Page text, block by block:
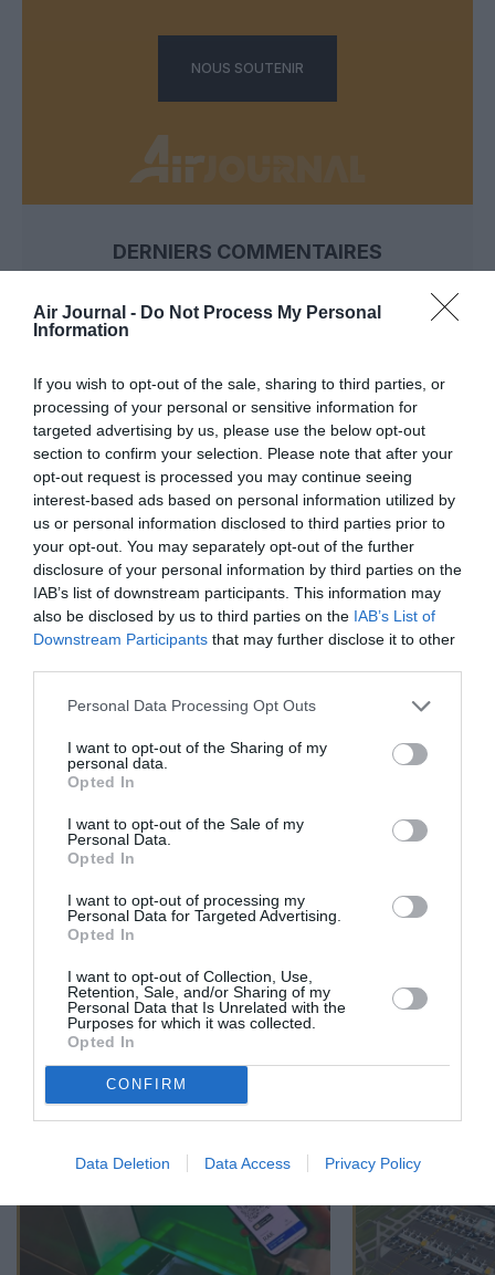
Air Journal - Do Not Process My Personal
Information
If you wish to opt-out of the sale, sharing to third parties, or
processing of your personal or sensitive information for
targeted advertising by us, please use the below opt-out
section to confirm your selection. Please note that after your
opt-out request is processed you may continue seeing
interest-based ads based on personal information utilized by
us or personal information disclosed to third parties prior to
your opt-out. You may separately opt-out of the further
disclosure of your personal information by third parties on the
IAB’s list of downstream participants. This information may
also be disclosed by us to third parties on the IAB’s List of
Downstream Participants that may further disclose it to other
Personal Data Processing Opt Outs
I want to opt-out of the Sharing of my
personal data.
Opted In
I want to opt-out of the Sale of my
Personal Data.
Opted In
I want to opt-out of processing my
Personal Data for Targeted Advertising.
Opted In
I want to opt-out of Collection, Use,
Retention, Sale, and/or Sharing of my
Personal Data that Is Unrelated with the
Purposes for which it was collected.
Opted In
CONFIRM
Data Deletion Data Access Privacy Policy
NOUS SOUTENIR
DERNIERS COMMENTAIRES
NDRa commenté l'article :
arrivées plus longues, des correspondances à risque
a commenté l'article :
Il s’est masturbé sur une passagère endormie : trois ans
de prison et interdiction de séjour en Thaïlande
ABONNEMENT
PUBLICITÉ
MASQUÉE
PSEUDONYME
COMMENTAIRE
ARTICLES LES PLUS
CONSULTÉS DU MOIS